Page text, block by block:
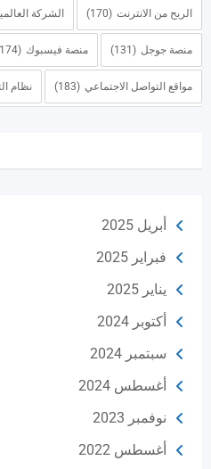
الربح من الانترنت (170) الشركة
منصة جوجل (131) منصة فيسبوك (174)
مواقع التواصل الاجتماعي (183) نظام
أبريل 2025
فبراير 2025
يناير 2025
أكتوبر 2024
سبتمبر 2024
أغسطس 2024
نوفمبر 2023
أغسطس 2022